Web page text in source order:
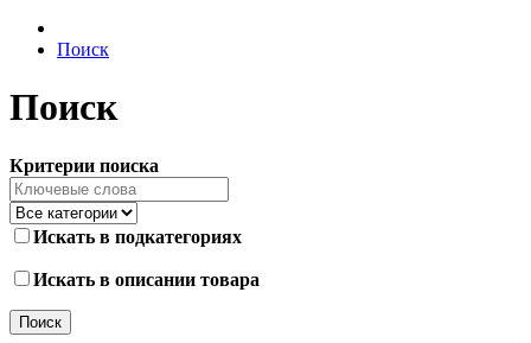
Поиск
Поиск
Критерии поиска
Искать в подкатегориях
Искать в описании товара